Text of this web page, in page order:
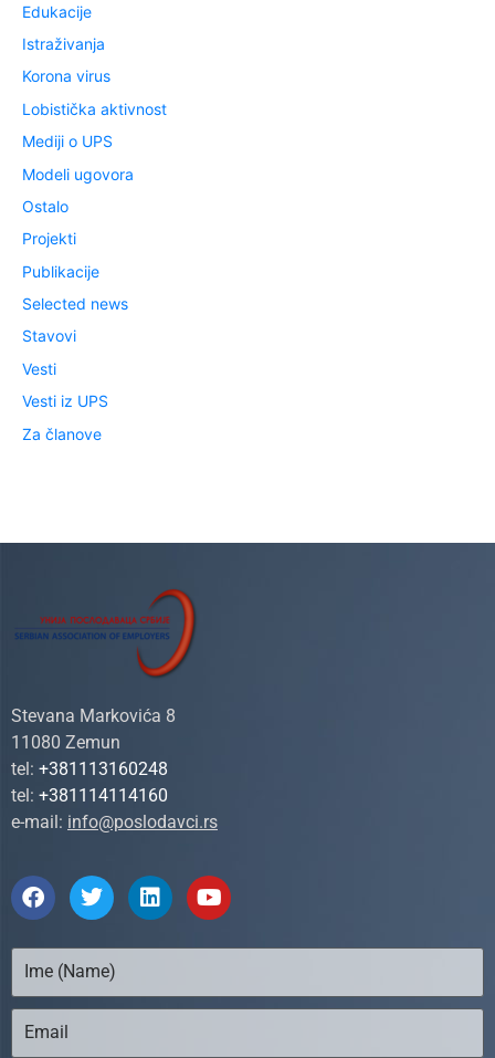
Edukacije
Istraživanja
Korona virus
Lobistička aktivnost
Mediji o UPS
Modeli ugovora
Ostalo
Projekti
Publikacije
Selected news
Stavovi
Vesti
Vesti iz UPS
Za članove
Stevana Markovića 8
11080 Zemun
tel: +381113160248
tel: +381114114160
e-mail: info@poslodavci.rs